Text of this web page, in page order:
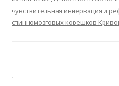
чувствительная иннервация и
спинномозговых корешков